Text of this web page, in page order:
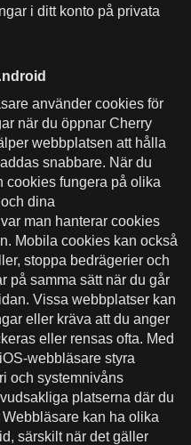
i ditt konto på privata
använder cookies för
när du öppnar Cherry
webbplatsen att hålla
snabbare. När du
cookies fungera på olika
dina
man hanterar cookies
Mobila cookies kan också
stoppa bedrägerier och
på samma sätt när du går
Vissa webbplatser kan
eller kräva att du anger
eller rensas ofta. Med
webbläsare styra
och systemnivåns
platserna där du
kan ha olika
särskilt när det gäller